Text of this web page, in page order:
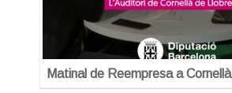
Matinal de Reempresa a Cornellà